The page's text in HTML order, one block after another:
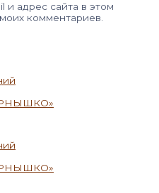
и адрес сайта в этом
комментариев.